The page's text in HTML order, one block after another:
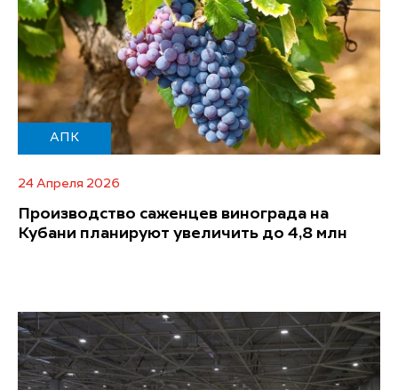
АПК
24 Апреля 2026
Производство саженцев винограда на
Кубани планируют увеличить до 4,8 млн